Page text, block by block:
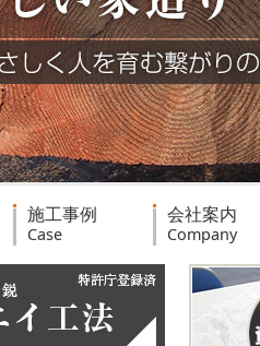
施工事例
Case
会社案内
Company